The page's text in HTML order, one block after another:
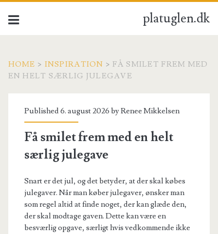
platuglen.dk
HOME > INSPIRATION >FÅ SMILET FREM MED
EN HELT SÆRLIG JULEGAVE
Published 6. august 2026 byRenee Mikkelsen
Få smilet frem med en helt
særlig julegave
Snart er det jul, og det betyder, at der skal købes
julegaver. Når man køber julegaver, ønsker man
som regel altid at finde noget, der kan glæde den,
der skal modtage gaven. Dette kan være en
besværlig opgave, særligt hvis vedkommende ikke